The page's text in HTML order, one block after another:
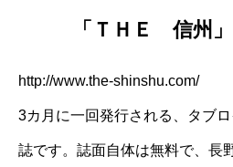
「ＴＨＥ 信州
http://www.the-shinshu.com/
3カ月に一回発行される、タブ
誌です。誌面自体は無料で、長